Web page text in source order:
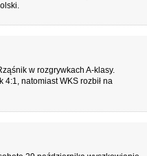
w rozgrywkach A-klasy.
natomiast WKS rozbił na